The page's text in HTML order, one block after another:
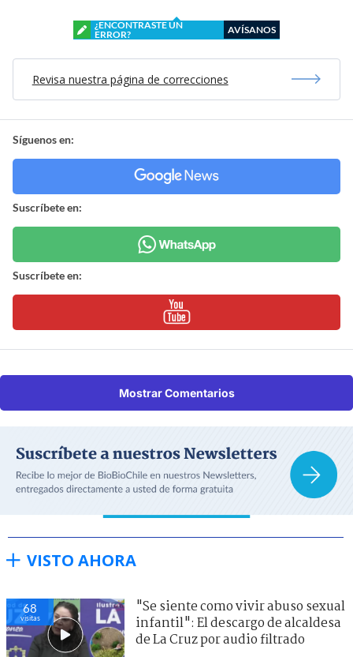
¿ENCONTRASTE UN
ERROR?
AVÍSANOS
Revisa nuestra página de correcciones
Síguenos en:
Suscríbete en:
Suscríbete en:
Mostrar Comentarios
VISTO AHORA
68
visitas
"Se siente como vivir abuso sexual
infantil": El descargo de alcaldesa
de La Cruz por audio filtrado